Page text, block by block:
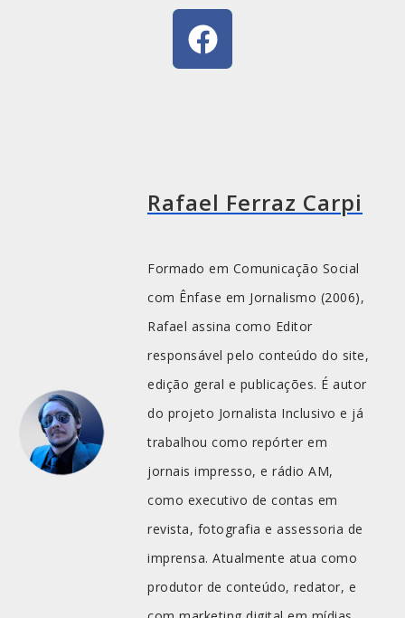
Rafael Ferraz Carpi
Formado em Comunicação Social
com Ênfase em Jornalismo (2006),
Rafael assina como Editor
responsável pelo conteúdo do site,
edição geral e publicações. É autor
do projeto Jornalista Inclusivo e já
trabalhou como repórter em
jornais impresso, e rádio AM,
como executivo de contas em
revista, fotografia e assessoria de
imprensa. Atualmente atua como
produtor de conteúdo, redator, e